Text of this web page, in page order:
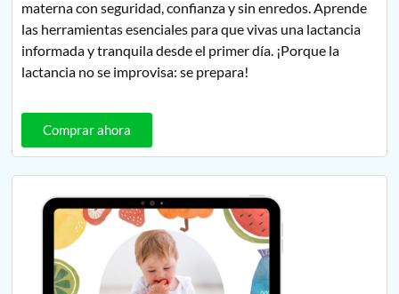
materna con seguridad, confianza y sin enredos. Aprende
las herramientas esenciales para que vivas una lactancia
informada y tranquila desde el primer día. ¡Porque la
lactancia no se improvisa: se prepara!
Comprar ahora